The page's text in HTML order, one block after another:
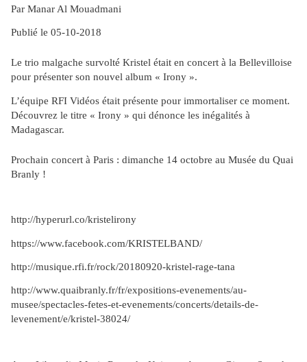
Par Manar Al Mouadmani
Publié le 05-10-2018
Le trio malgache survolté Kristel était en concert à la Bellevilloise
pour présenter son nouvel album « Irony ».
L’équipe RFI Vidéos était présente pour immortaliser ce moment.
Découvrez le titre « Irony » qui dénonce les inégalités à
Madagascar.
Prochain concert à Paris : dimanche 14 octobre au Musée du Quai
Branly !
http://hyperurl.co/kristelirony
https://www.facebook.com/KRISTELBAND/
http://musique.rfi.fr/rock/20180920-kristel-rage-tana
http://www.quaibranly.fr/fr/expositions-evenements/au-
musee/spectacles-fetes-et-evenements/concerts/details-de-
levenement/e/kristel-38024/